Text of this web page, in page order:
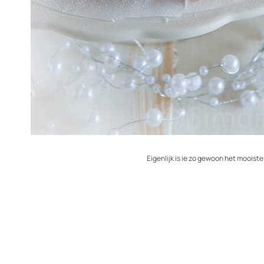
Eigenlijk is ie zo gewoon het